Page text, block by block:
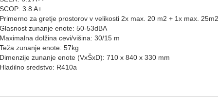
SCOP: 3.8 A+
Primerno za gretje prostorov v velikosti 2x max. 20 m2 + 1x max. 25m2
Glasnost zunanje enote: 50-53dBA
Maximalna dolžina cevi/višina: 30/15 m
Teža zunanje enote: 57kg
Dimenzije zunanje enote (VxŠxD): 710 x 840 x 330 mm
Hladilno sredstvo: R410a